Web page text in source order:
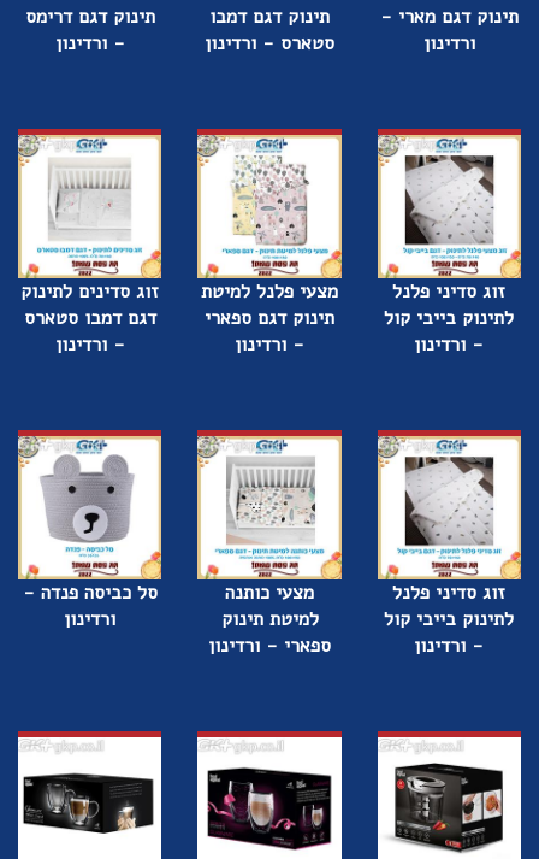
תינוק דגם מארי -
ורדינון
תינוק דגם דמבו
סטארס - ורדינון
תינוק דגם דרימס
- ורדינון
זוג סדיני פלנל
לתינוק בייבי קול
- ורדינון
מצעי פלנל למיטת
תינוק דגם ספארי
- ורדינון
זוג סדינים לתינוק
דגם דמבו סטארס
- ורדינון
זוג סדיני פלנל
לתינוק בייבי קול
- ורדינון
מצעי כותנה
למיטת תינוק
ספארי - ורדינון
סל כביסה פנדה -
ורדינון